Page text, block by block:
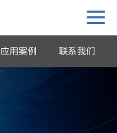
应用案例 联系我们